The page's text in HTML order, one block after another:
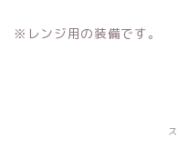
※レンジ用の装備です。